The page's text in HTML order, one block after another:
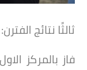
ثالثًا نتائج الفترن:
فاز بالمركز